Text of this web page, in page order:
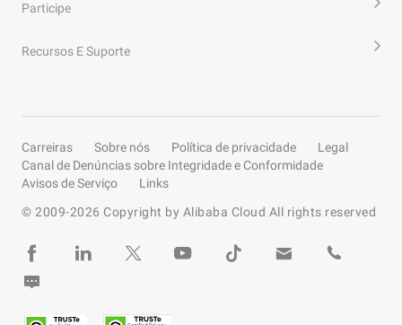
Participe
Recursos E Suporte
Carreiras Sobre nós Política de privacidade
Legal
Canal de Denúncias sobre Integridade e Conformidade
Avisos de Serviço
Links
© 2009-2026 Copyright by Alibaba Cloud All rights reserved